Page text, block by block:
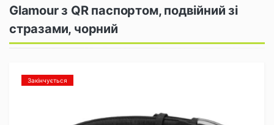
Glamour з QR паспортом, подвійний зі
стразами, чорний
Закінчується